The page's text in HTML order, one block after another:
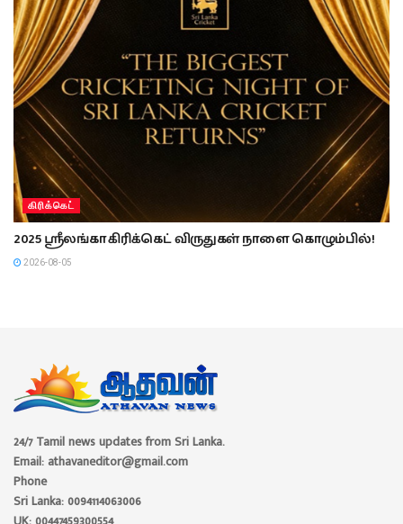
கிரிக்கெட்
2025 ஸ்ரீலங்கா கிரிக்கெட் விருதுகள் நாளை கொழும்பில்!
2026-08-05
24/7 Tamil news updates from Sri Lanka.
Email: athavaneditor@gmail.com
Phone
Sri Lanka: 0094114063006